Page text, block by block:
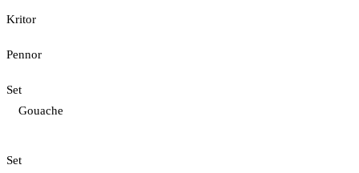
Kritor
Pennor
Set
Gouache
Set